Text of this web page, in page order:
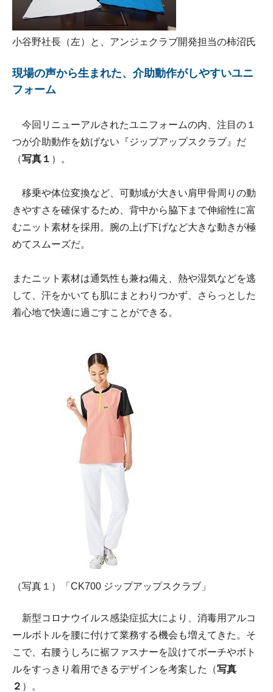
小谷野社長（左）と、アンジェクラブ開発担当の柿沼氏
現場の声から生まれた、介助動作がしやすいユニ
フォーム
今回リニューアルされたユニフォームの内、注目の１
つが介助動作を妨げない『ジップアップスクラブ』だ
（写真１ ）。
移乗や体位変換など、可動域が大きい肩甲骨周りの動
きやすさを確保するため、背中から脇下まで伸縮性に富
むニット素材を採用。腕の上げ下げなど大きな動きが極
めてスムーズだ。
またニット素材は通気性も兼ね備え、熱や湿気などを逃
して、汗をかいても肌にまとわりつかず、さらっとした
着心地で快適に過ごすことができる。
（写真１）「CK700 ジップアップスクラブ」
新型コロナウイルス感染症拡大により、消毒用アルコ
ールボトルを腰に付けて業務する機会も増えてきた。そ
こで、右腰うしろに裾ファスナーを設けてポーチやボト
ルをすっきり着用できるデザインを考案した（写真
２ ）。